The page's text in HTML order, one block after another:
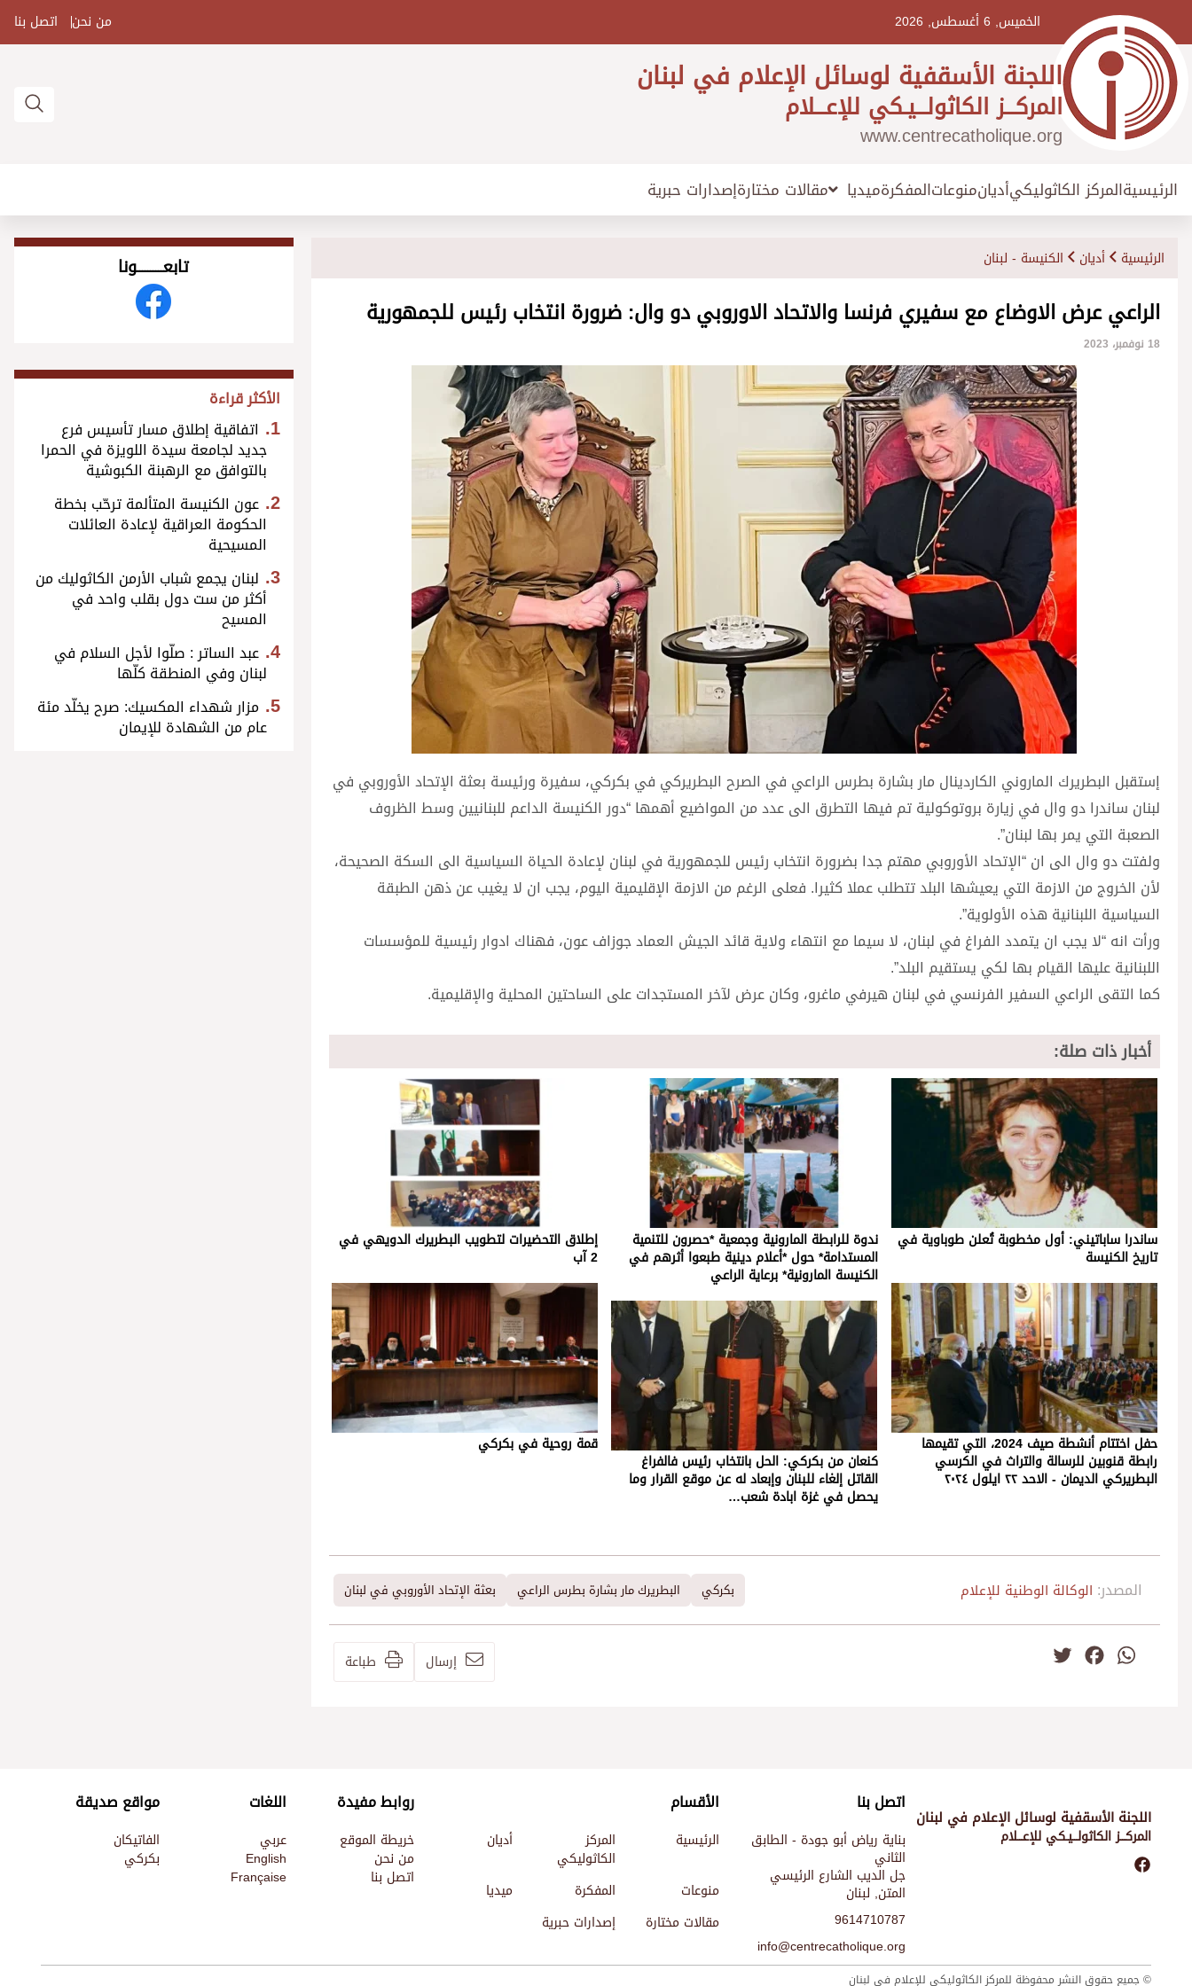
الخميس, 6 أغسطس, 2026 من نحن اتصل بنا
اللجنة الأسقفية لوسائل الإعلام في لبنان
المركـــز الكاثولـــيـكي للإعـــلام
www.centrecatholique.org
الرئيسيةالمركز الكاثوليكيأديانمنوعاتالمفكرةميديا مقالات مختارةإصدارات حبرية
الرئيسية أديان الكنيسة - لبنان
الراعي عرض الاوضاع مع سفيري فرنسا والاتحاد الاوروبي دو وال: ضرورة انتخاب رئيس للجمهورية
18 نوفمبر، 2023
إستقبل البطريرك الماروني الكاردينال مار بشارة بطرس الراعي في الصرح البطريركي في بكركي، سفيرة ورئيسة بعثة الإتحاد الأوروبي في
لبنان ساندرا دو وال في زيارة بروتوكولية تم فيها التطرق الى عدد من المواضيع أهمها “دور الكنيسة الداعم للبنانيين وسط الظروف
الصعبة التي يمر بها لبنان”.
ولفتت دو وال الى ان “الإتحاد الأوروبي مهتم جدا بضرورة انتخاب رئيس للجمهورية في لبنان لإعادة الحياة السياسية الى السكة الصحيحة،
لأن الخروج من الازمة التي يعيشها البلد تتطلب عملا كثيرا. فعلى الرغم من الازمة الإقليمية اليوم، يجب ان لا يغيب عن ذهن الطبقة
السياسية اللبنانية هذه الأولوية”.
ورأت انه “لا يجب ان يتمدد الفراغ في لبنان، لا سيما مع انتهاء ولاية قائد الجيش العماد جوزاف عون، فهناك ادوار رئيسية للمؤسسات
اللبنانية عليها القيام بها لكي يستقيم البلد”.
كما التقى الراعي السفير الفرنسي في لبنان هيرفي ماغرو، وكان عرض لآخر المستجدات على الساحتين المحلية والإقليمية.
أخبار ذات صلة:
ساندرا ساباتيني: أول مخطوبة تُعلن طوباوية في
تاريخ الكنيسة
حفل اختتام أنشطة صيف 2024، التي تقيمها
رابطة قنوبين للرسالة والتراث في الكرسي
البطريركي الديمان - الاحد ٢٢ ايلول ٢٠٢٤
ندوة للرابطة المارونية وجمعية *حصرون للتنمية
المستدامة* حول *أعلام دينية طبعوا أثرهم في
الكنيسة المارونية* برعاية الراعي
كنعان من بكركي: الحل بانتخاب رئيس فالفراغ
القاتل إلغاء للبنان وإبعاد له عن موقع القرار وما
يحصل في غزة ابادة شعب…
إطلاق التحضيرات لتطويب البطريرك الدويهي في
2 آب
قمة روحية في بكركي
المصدر: الوكالة الوطنية للإعلام بكركي البطريرك مار بشارة بطرس الراعي بعثة الإتحاد الأوروبي في لبنان
WhatsApp
Facebook إرسال طباعة
تابعــــــــــونا
الأكثر قراءة
اتفاقية إطلاق مسار تأسيس فرع
جديد لجامعة سيدة اللويزة في الحمرا
بالتوافق مع الرهبنة الكبوشية
عون الكنيسة المتألمة ترحّب بخطة
الحكومة العراقية لإعادة العائلات
المسيحية
لبنان يجمع شباب الأرمن الكاثوليك من
أكثر من ست دول بقلب واحد في
المسيح
عبد الساتر : صلّوا لأجل السلام في
لبنان وفي المنطقة كلّها
مزار شهداء المكسيك: صرح يخلّد مئة
عام من الشهادة للإيمان
اللجنة الأسقفية لوسائل الإعلام في لبنان
المركـــز الكاثولـــيـكي للإعـــلام
اتصل بنا
بناية رياض أبو جودة - الطابق
الثاني
جل الديب الشارع الرئيسي
المتن, لبنان
9614710787
info@centrecatholique.org
الأقسام
الرئيسية المركز
الكاثوليكي
أديان
منوعات المفكرة
ميديا
مقالات مختارة
إصدارات حبرية
روابط مفيدة
خريطة الموقع
من نحن
اتصل بنا
اللغات
عربي
English
Française
مواقع صديقة
الفاتيكان
بكركي
© جميع حقوق النشر محفوظة للمركز الكاثوليكي للإعلام في لبنان